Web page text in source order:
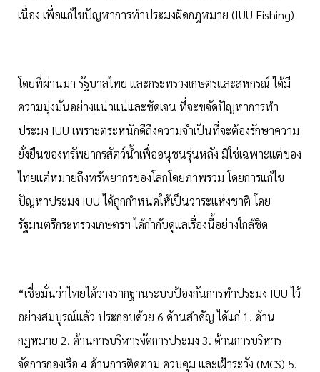
เนื่อง เพื่อแก้ไขปัญหาการทำประมงผิดกฎหมาย (IUU Fishing)
โดยที่ผ่านมา รัฐบาลไทย และกระทรวงเกษตรและสหกรณ์ ได้มี
ความมุ่งมั่นอย่างแน่วแน่และชัดเจน ที่จะขจัดปัญหาการทำ
ประมง IUU เพราะตระหนักดีถึงความจำเป็นที่จะต้องรักษาความ
ยั่งยืนของทรัพยากรสัตว์น้ำเพื่ออนุชนรุ่นหลัง มิใช่เฉพาะแต่ของ
ไทยแต่หมายถึงทรัพยากรของโลกโดยภาพรวม โดยการแก้ไข
ปัญหาประมง IUU ได้ถูกกำหนดให้เป็นวาระแห่งชาติ โดย
รัฐมนตรีกระทรวงเกษตรฯ ได้กำกับดูแลเรื่องนี้อย่างใกล้ชิด
“เชื่อมั่นว่าไทยได้วางรากฐานระบบป้องกันการทำประมง IUU ไว้
อย่างสมบูรณ์แล้ว ประกอบด้วย 6 ด้านสำคัญ ได้แก่ 1. ด้าน
กฎหมาย 2. ด้านการบริหารจัดการประมง 3. ด้านการบริหาร
จัดการกองเรือ 4 ด้านการติดตาม ควบคุม และเฝ้าระวัง (MCS) 5.